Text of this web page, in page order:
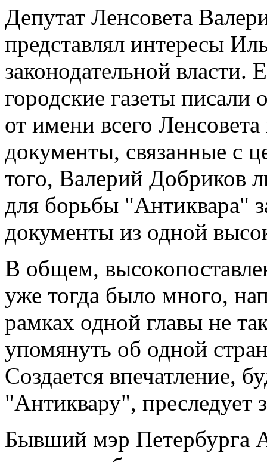
Депутат Ленсовета
представлял интересы
законодательной власти.
городские газеты писали
от имени всего
документы, связанные с
того, Валерий Добриков
для борьбы "Антиквара"
документы из одной
В общем,
уже тогда было много,
рамках одной главы не
упомянуть об одной
Создается впечатление,
"Антиквару", преследует
Бывший мэр Петербурга